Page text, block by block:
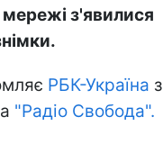
мережі з'явилися
РБК-Україна з
"Радіо Свобода".